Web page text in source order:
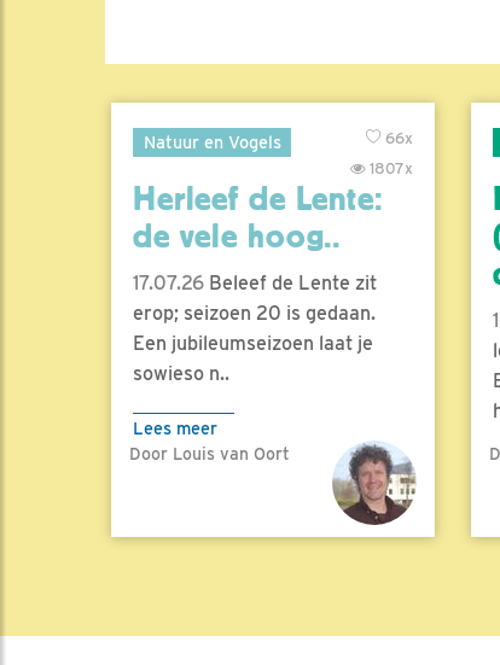
Natuur en Vogels
66x
1807x
Herleef de Lente:
de vele hoog..
17.07.26 Beleef de Lente zit
erop; seizoen 20 is gedaan.
Een jubileumseizoen laat je
sowieso n..
Lees meer
Door Louis van Oort